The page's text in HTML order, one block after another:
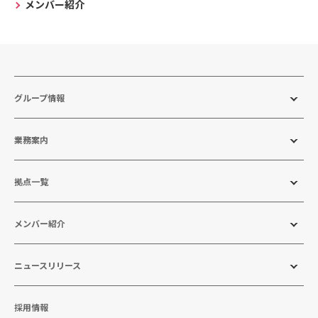
メンバー紹介
グループ情報
業務案内
拠点一覧
メンバー紹介
ニュースリリース
採用情報